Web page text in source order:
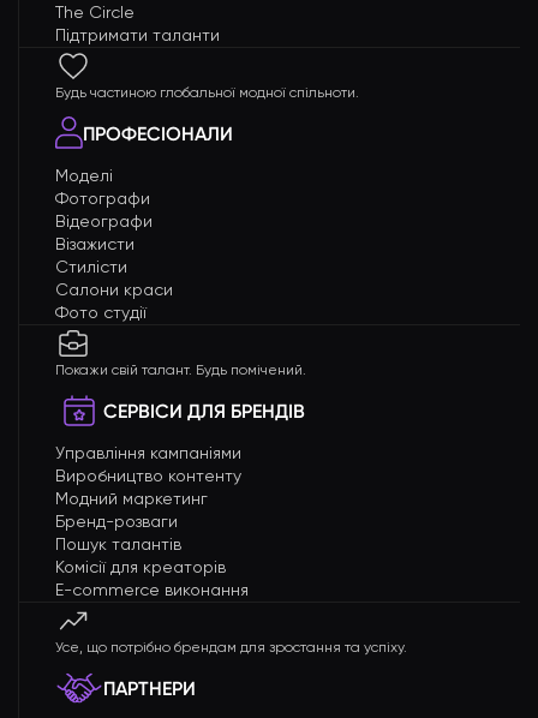
The Circle
Підтримати таланти
Будь частиною глобальної модної спільноти.
ПРОФЕСІОНАЛИ
Моделі
Фотографи
Відеографи
Візажисти
Стилісти
Салони краси
Фото студії
Покажи свій талант. Будь помічений.
СЕРВІСИ ДЛЯ БРЕНДІВ
Управління кампаніями
Виробництво контенту
Модний маркетинг
Бренд-розваги
Пошук талантів
Комісії для креаторів
E-commerce виконання
Усе, що потрібно брендам для зростання та успіху.
ПАРТНЕРИ